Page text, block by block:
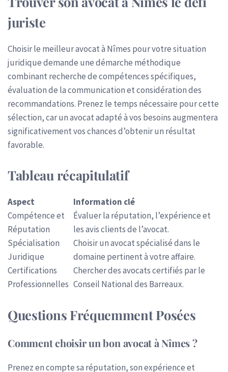
juriste
Choisir le meilleur avocat à Nîmes pour votre situation
juridique demande une démarche méthodique
combinant recherche de compétences spécifiques,
évaluation de la communication et considération des
recommandations. Prenez le temps nécessaire pour cette
sélection, car un avocat adapté à vos besoins augmentera
significativement vos chances d’obtenir un résultat
favorable.
Tableau récapitulatif
Aspect
Information clé
Compétence et
Réputation
Évaluer la réputation, l’expérience et
les avis clients de l’avocat.
Spécialisation
Juridique
Choisir un avocat spécialisé dans le
domaine pertinent à votre affaire.
Certifications
Professionnelles
Chercher des avocats certifiés par le
Conseil National des Barreaux.
Questions Fréquemment Posées
Comment choisir un bon avocat à Nîmes ?
Prenez en compte sa réputation, son expérience et